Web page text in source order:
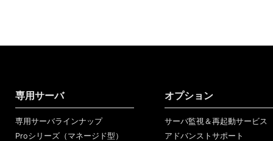
専用サーバ
専用サーバラインナップ
Proシリーズ（マネージド型）
オプション
サーバ監視＆再起動サービス
アドバンストサポート